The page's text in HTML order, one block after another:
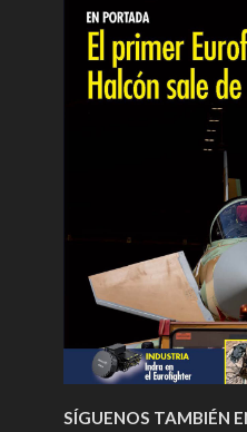
SÍGUENOS TAMBIÉN